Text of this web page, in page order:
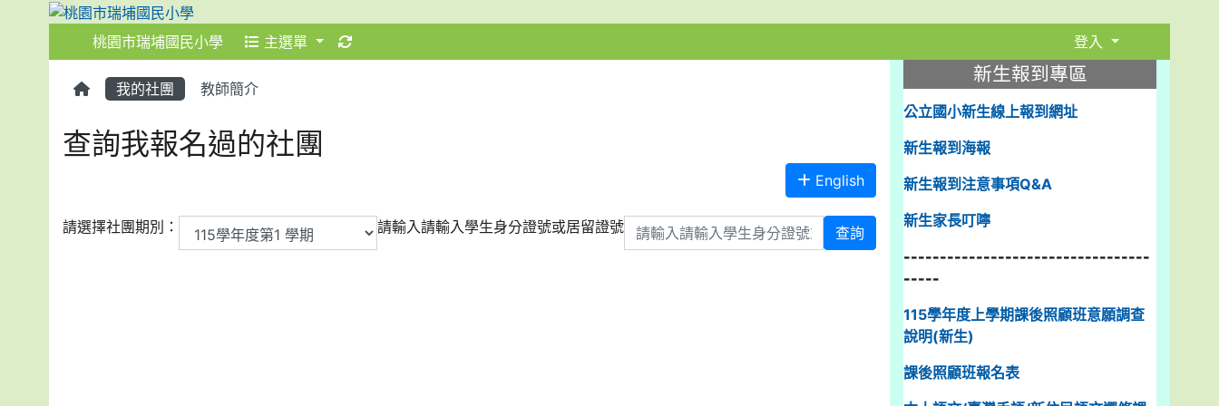
桃園市瑞埔國民小學 ::: 主選單 登入
我的社團 教師簡介
查詢我報名過的社團
English
請選擇社團期別： 請輸入請輸入學生身分證號或居留證號 查詢
新生報到專區
公立國小新生線上報到網址
新生報到海報
新生報到注意事項Q&A
新生家長叮嚀
----------------------------------
-----
115學年度上學期課後照顧班意願調查
說明(新生)
課後照顧班報名表